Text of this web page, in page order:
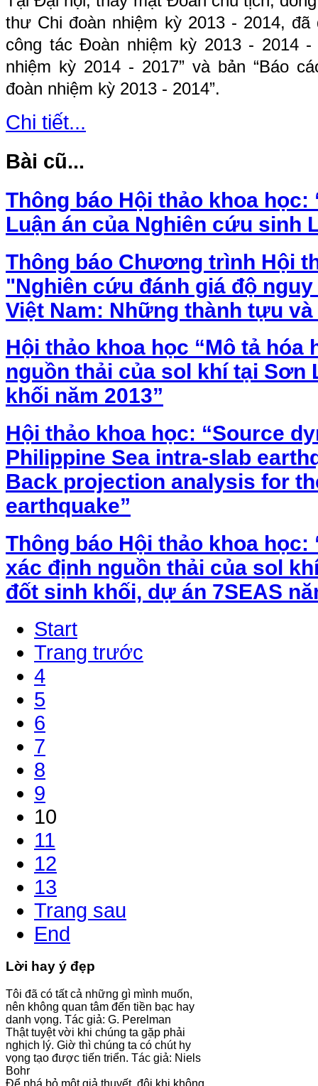
thư Chi đoàn nhiệm kỳ 2013 - 2014, đã
công tác Đoàn nhiệm kỳ 2013 - 2014
nhiệm kỳ 2014 - 2017” và bản “Báo
đoàn nhiệm kỳ 2013 - 2014”.
Chi tiết...
Bài cũ...
Thông báo Hội thảo khoa
Luận án của Nghiên cứu sinh
Thông báo Chương trình Hội
"Nghiên cứu đánh giá độ
Việt Nam: Những thành tựu
Hội thảo khoa học “Mô tả hóa
nguồn thải của sol khí tại Sơn
khối năm 2013”
Hội thảo khoa học: “Source
Philippine Sea intra-slab
Back projection analysis for
earthquake”
Thông báo Hội thảo khoa học:
xác định nguồn thải của sol
đốt sinh khối, dự án 7SEAS
Start
Trang trước
4
5
6
7
8
9
10
11
12
13
Trang sau
End
Lời hay ý đẹp
Tôi đã có tất cả những gì mình muốn,
nên không quan tâm đến tiền bạc hay
danh vọng. Tác giả: G. Perelman
Thật tuyệt vời khi chúng ta gặp phải
nghịch lý. Giờ thì chúng ta có chút hy
vọng tạo được tiến triển. Tác giả: Niels
Bohr
Để phá bỏ một giả thuyết, đôi khi không